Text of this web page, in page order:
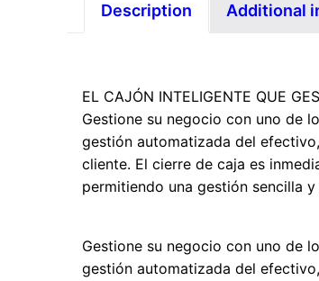
Description Additional
EL CAJÓN INTELIGENTE QUE
Gestione su negocio con uno de
gestión automatizada del
cliente. El cierre de caja es
permitiendo una gestión sencilla
Gestione su negocio con uno de
gestión automatizada del